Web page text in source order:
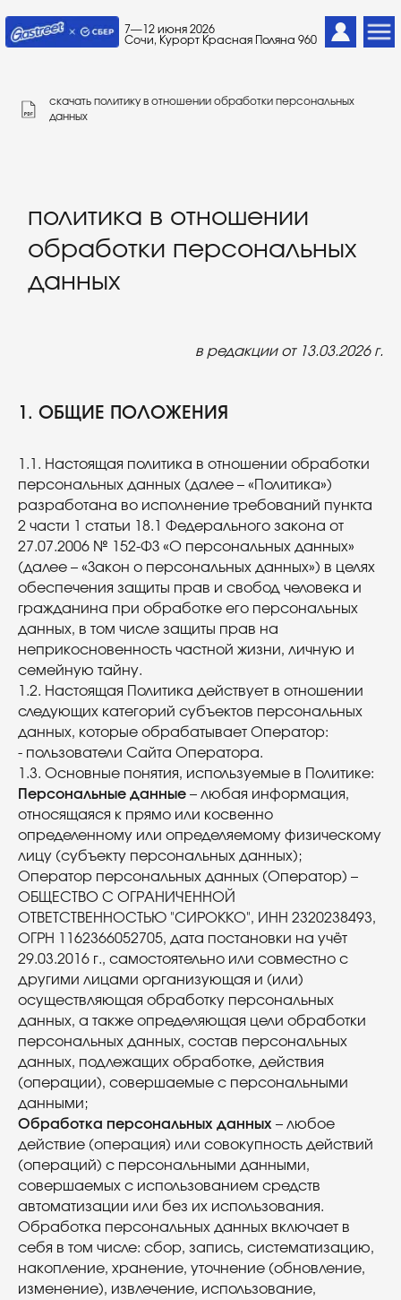
7—12 июня 2026
Сочи, Курорт Красная Поляна 960
cкачать политику в отношении обработки персональных
данных
в редакции от 13.03.2026 г.
1. ОБЩИЕ ПОЛОЖЕНИЯ
1.1. Настоящая политика в отношении обработки
персональных данных (далее – «Политика»)
разработана во исполнение требований пункта
2 части 1 статьи 18.1 Федерального закона от
27.07.2006 № 152-ФЗ «О персональных данных»
(далее – «Закон о персональных данных») в целях
обеспечения защиты прав и свобод человека и
гражданина при обработке его персональных
данных, в том числе защиты прав на
неприкосновенность частной жизни, личную и
семейную тайну.
1.2. Настоящая Политика действует в отношении
следующих категорий субъектов персональных
данных, которые обрабатывает Оператор:
- пользователи Сайта Оператора.
1.3. Основные понятия, используемые в Политике:
Персональные данные – любая информация,
относящаяся к прямо или косвенно
определенному или определяемому физическому
лицу (субъекту персональных данных);
Оператор персональных данных (Оператор) –
ОБЩЕСТВО С ОГРАНИЧЕННОЙ
ОТВЕТСТВЕННОСТЬЮ "СИРОККО", ИНН 2320238493,
ОГРН 1162366052705, дата постановки на учёт
29.03.2016 г., самостоятельно или совместно с
другими лицами организующая и (или)
осуществляющая обработку персональных
данных, а также определяющая цели обработки
персональных данных, состав персональных
данных, подлежащих обработке, действия
(операции), совершаемые с персональными
данными;
Обработка персональных данных – любое
действие (операция) или совокупность действий
(операций) с персональными данными,
совершаемых с использованием средств
автоматизации или без их использования.
Обработка персональных данных включает в
себя в том числе: сбор, запись, систематизацию,
накопление, хранение, уточнение (обновление,
изменение), извлечение, использование,